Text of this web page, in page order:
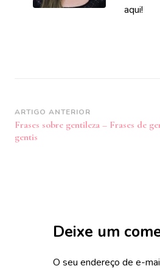
aqui!
Navegação
de
ARTIGO ANTERIOR
Frases sobre gentileza – Frases de
gentis
Deixe um
O seu endereço de e-